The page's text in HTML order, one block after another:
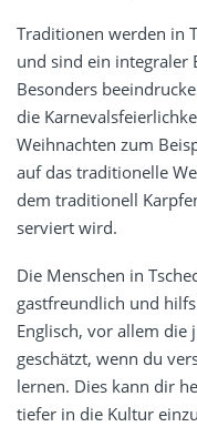
Traditionen werden in
und sind ein integraler
Besonders
die
Weihnachten zum
auf das traditionelle
dem traditionell
serviert wird.
Die Menschen in
gastfreundlich und
Englisch, vor allem die
geschätzt, wenn du
lernen. Dies kann dir
tiefer in die Kultur